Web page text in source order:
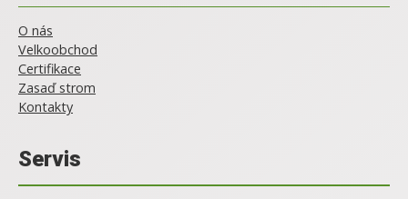
O nás
Velkoobchod
Certifikace
Zasaď strom
Kontakty
Servis